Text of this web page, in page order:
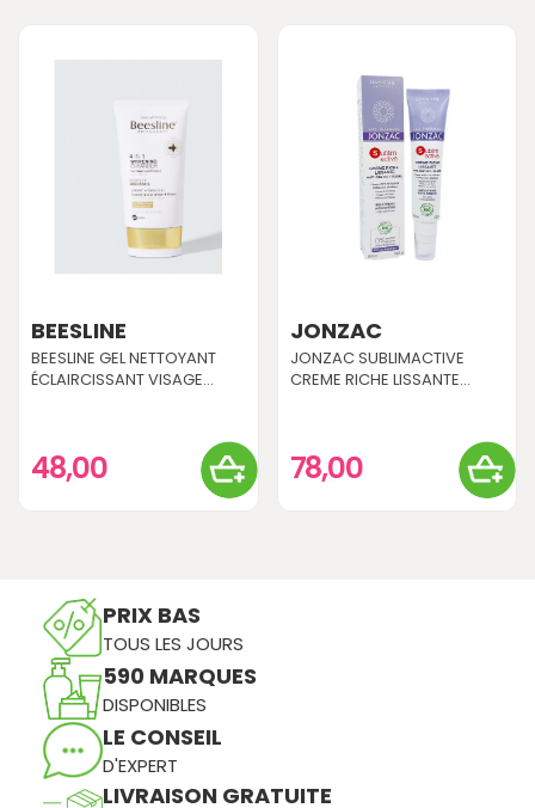
BEESLINE
BEESLINE GEL NETTOYANT
ÉCLAIRCISSANT VISAGE...
48,00
JONZAC
JONZAC SUBLIMACTIVE
CREME RICHE LISSANTE...
78,00
PRIX BAS
TOUS LES JOURS
590 MARQUES
DISPONIBLES
LE CONSEIL
D'EXPERT
LIVRAISON GRATUITE